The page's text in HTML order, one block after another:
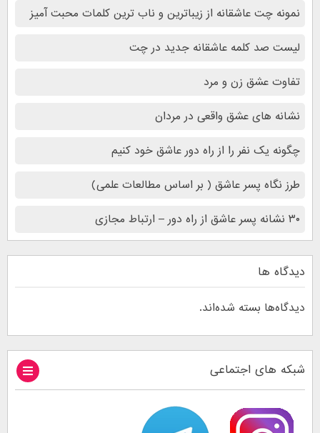
نمونه‌ چت‌ عاشقانه از زیباترین و ناب ترین کلمات محبت آمیز
لیست صد کلمه عاشقانه جدید در چت
تفاوت عشق زن و مرد
نشانه های عشق واقعی در مردان
چگونه یک نفر را از راه دور عاشق خود کنیم
طرز نگاه پسر عاشق ( بر اساس مطالعات علمی)
۳۰ نشانه پسر عاشق از راه دور – ارتباط مجازی
دیدگاه ها
دیدگاه‌ها بسته شده‌اند.
شبکه های اجتماعی